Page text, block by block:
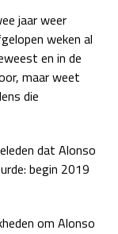
jaar weer
weken al
en in de
maar weet
die
dat Alonso
begin 2019
om Alonso